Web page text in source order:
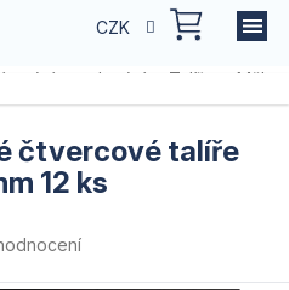
CZK
a stolování Talíře Mělké
čtvercové talíře
12 ks